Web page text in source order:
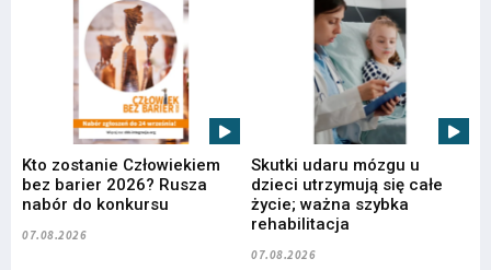
Kto zostanie Człowiekiem
bez barier 2026? Rusza
nabór do konkursu
07.08.2026
Skutki udaru mózgu u
dzieci utrzymują się całe
życie; ważna szybka
rehabilitacja
07.08.2026